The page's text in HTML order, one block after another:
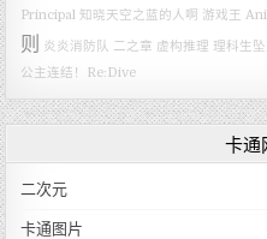
Principal 知晓天空之蓝的人啊 游戏王
则
炎炎消防队 二之章 虚构推理 理科生
公主连结！Re:Dive
卡通
二次元
卡通图片